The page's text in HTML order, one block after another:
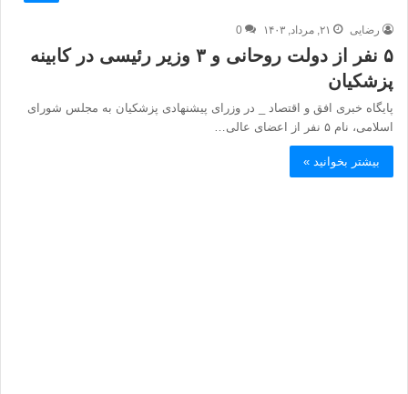
رضایی ۲۱, مرداد, ۱۴۰۳ 0
۵ نفر از دولت روحانی و ۳ وزیر رئیسی در کابینه
پزشکیان
پایگاه خبری افق و اقتصاد _ در وزرای پیشنهادی پزشکیان به مجلس شورای
اسلامی، نام ۵ نفر از اعضای عالی…
بیشتر بخوانید »